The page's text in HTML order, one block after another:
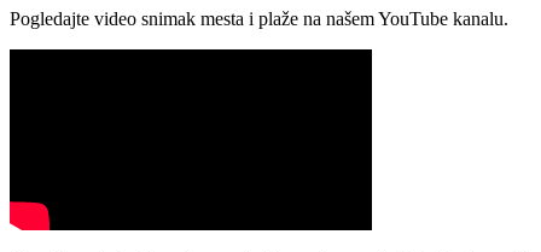
Pogledajte video snimak mesta i plaže na našem YouTube kanalu.